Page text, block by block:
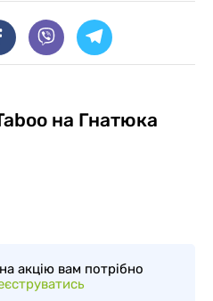
на Гнатюка
акцію вам потрібно